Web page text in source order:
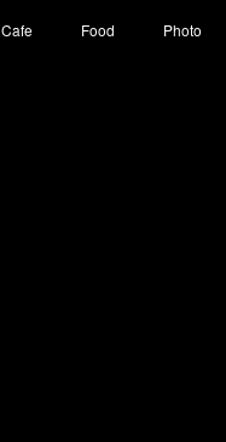
Cafe Food Photo